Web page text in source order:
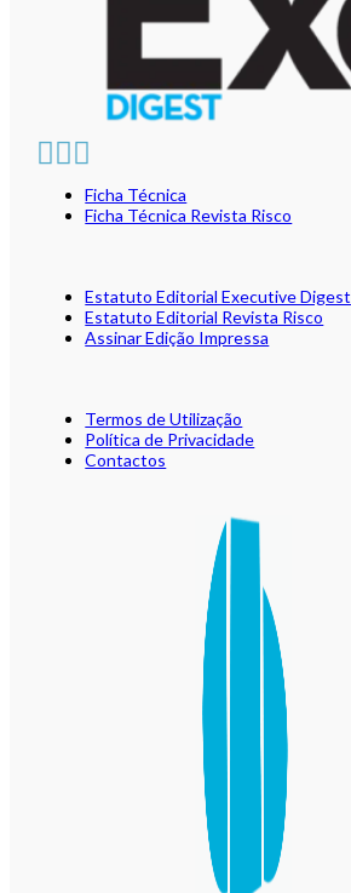
Ficha Técnica
Ficha Técnica Revista Risco
Estatuto Editorial Executive Digest
Estatuto Editorial Revista Risco
Assinar Edição Impressa
Termos de Utilização
Política de Privacidade
Contactos